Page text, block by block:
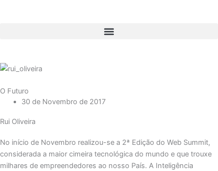
O Futuro
30 de Novembro de 2017
Rui Oliveira
No início de Novembro realizou-se a 2ª Edição do Web Summit,
considerada a maior cimeira tecnológica do mundo e que trouxe
milhares de empreendedores ao nosso País. A Inteligência